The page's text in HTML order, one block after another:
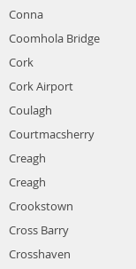
Conna
Coomhola Bridge
Cork
Cork Airport
Coulagh
Courtmacsherry
Creagh
Creagh
Crookstown
Cross Barry
Crosshaven